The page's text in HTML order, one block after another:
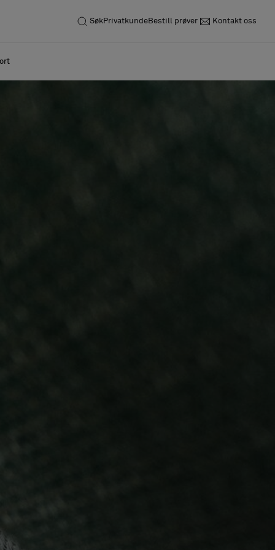
SøkPrivatkundeBestill prøver Kontakt oss